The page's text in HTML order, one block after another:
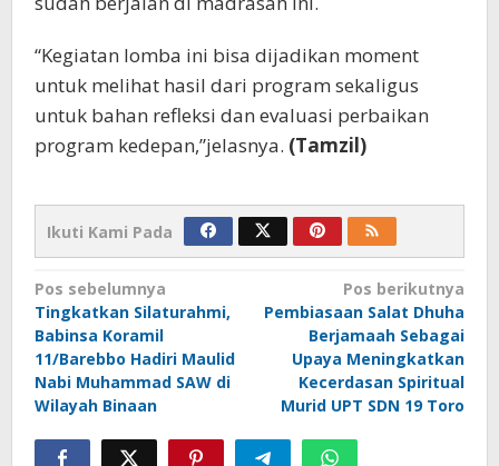
“Kegiatan lomba ini bisa dijadikan moment
untuk melihat hasil dari program sekaligus
untuk bahan refleksi dan evaluasi perbaikan
program kedepan,”jelasnya. (Tamzil)
Ikuti Kami Pada
Navigasi
pos
Pos sebelumnya
Tingkatkan Silaturahmi,
Babinsa Koramil
11/Barebbo Hadiri Maulid
Nabi Muhammad SAW di
Wilayah Binaan
Pos berikutnya
Pembiasaan Salat Dhuha
Berjamaah Sebagai
Upaya Meningkatkan
Kecerdasan Spiritual
Murid UPT SDN 19 Toro